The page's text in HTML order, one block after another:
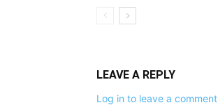
LEAVE A REPLY
Log in to leave a comment